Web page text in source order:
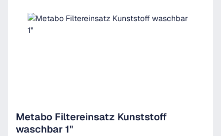
Metabo Filtereinsatz Kunststoff
waschbar 1"